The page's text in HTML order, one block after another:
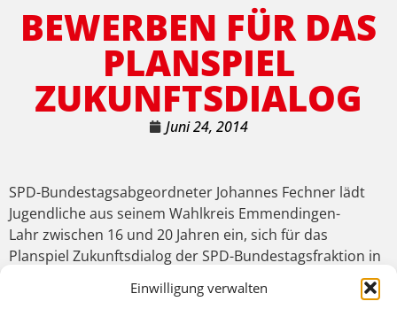
Einwilligung verwalten
BEWERBEN FÜR DAS
PLANSPIEL
ZUKUNFTSDIALOG
Juni 24, 2014
SPD-Bundestagsabgeordneter Johannes Fechner lädt
Jugendliche aus seinem Wahlkreis Emmendingen-
Lahr zwischen 16 und 20 Jahren ein, sich für das
Planspiel Zukunftsdialog der SPD-Bundestagsfraktion in
Berlin zu bewerben. Ziel des Planspiels Zukunftsdialog
ist es, jungen Menschen spielerisch einen Eindruck von